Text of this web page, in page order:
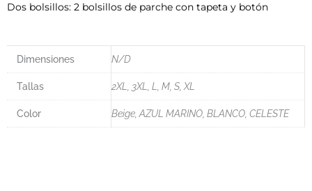
Dos bolsillos: 2 bolsillos de parche con tapeta y botón
Dimensiones N/D
Tallas 2XL, 3XL, L, M, S, XL
Color Beige, AZUL MARINO, BLANCO, CELESTE